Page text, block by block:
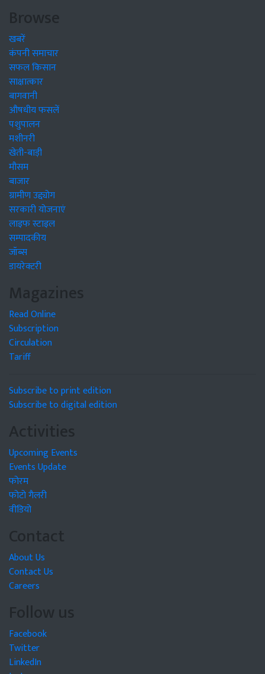
Browse
खबरें
कंपनी समाचार
सफल किसान
साक्षात्कार
बागवानी
औषधीय फसलें
पशुपालन
मशीनरी
खेती-बाड़ी
मौसम
बाजार
ग्रामीण उद्द्योग
सरकारी योजनाएं
लाइफ स्टाइल
सम्पादकीय
जॉब्स
डायरेक्टरी
Magazines
Read Online
Subscription
Circulation
Tariff
Subscribe to print edition
Subscribe to digital edition
Activities
Upcoming Events
Events Update
फोरम
फोटो गैलरी
वीडियो
Contact
About Us
Contact Us
Careers
Follow us
Facebook
Twitter
LinkedIn